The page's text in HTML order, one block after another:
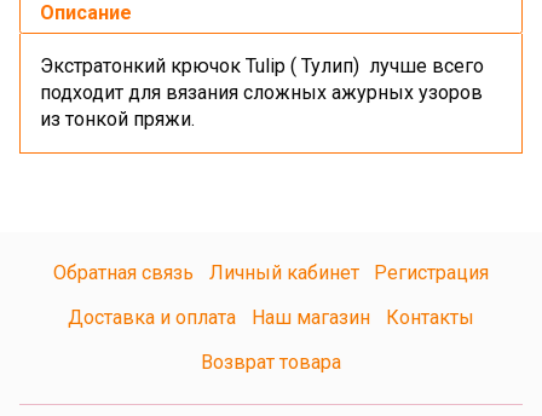
Описание
Экстратонкий крючок Tulip ( Тулип) лучше всего
подходит для вязания сложных ажурных узоров
из тонкой пряжи.
Обратная связь Личный кабинет
Регистрация
Доставка и оплата
Наш магазин
Контакты
Возврат товара